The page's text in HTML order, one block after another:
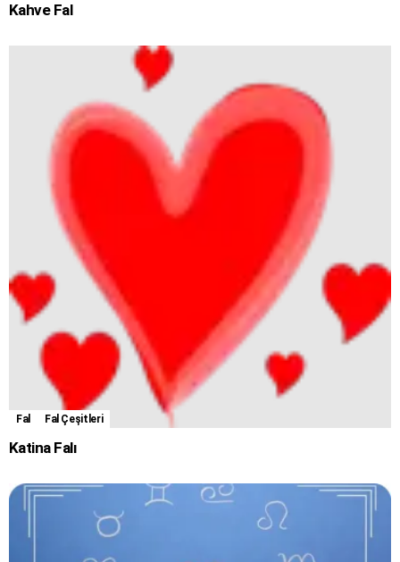
Kahve Fal
Fal Fal Çeşitleri
Katina Falı